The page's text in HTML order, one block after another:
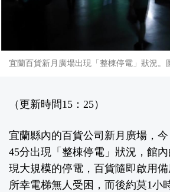
宜蘭百貨新月廣場出現「整棟停電」狀況。
（更新時間15：25）
宜蘭縣內的百貨公司新月廣場，
45分出現「整棟停電」狀況，館
現大規模的停電，百貨隨即啟用備
所幸電梯無人受困，而後約莫1小